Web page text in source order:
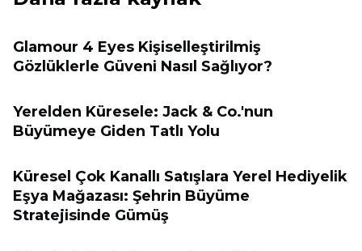
Glamour 4 Eyes Kişiselleştirilmiş
Gözlüklerle Güveni Nasıl Sağlıyor?
Yerelden Küresele: Jack & Co.'nun
Büyümeye Giden Tatlı Yolu
Küresel Çok Kanallı Satışlara Yerel Hediyelik
Eşya Mağazası: Şehrin Büyüme
Stratejisinde Gümüş